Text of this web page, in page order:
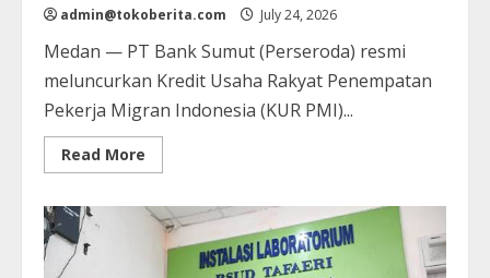
admin@tokoberita.com July 24, 2026
Medan — PT Bank Sumut (Perseroda) resmi
meluncurkan Kredit Usaha Rakyat Penempatan
Pekerja Migran Indonesia (KUR PMI)...
Read More
more
Tiga
Lembaga
Pelatihan,